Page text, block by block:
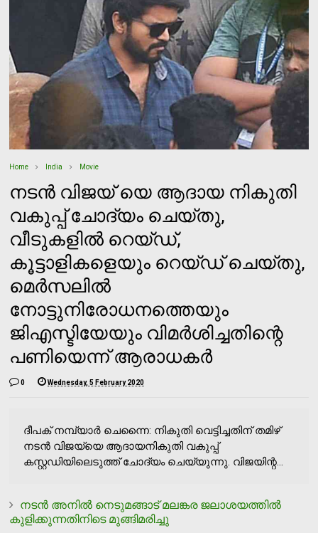
Home India Movie
നടന്‍ വിജയ് യെ ആദായ നികുതി
വകുപ്പ് ചോദ്യം ചെയ്തു,
വീടുകളില്‍ റെയ്ഡ്,
കൂട്ടാളികളെയും റെയ്ഡ് ചെയ്തു,
മെര്‍സലില്‍
നോട്ടുനിരോധനത്തെയും
ജിഎസ്ടിയേയും വിമര്‍ശിച്ചതിന്റെ
പണിയെന്ന് ആരാധകര്‍
0 Wednesday, 5 February 2020
ദീപക് നമ്പ്യാര്‍ ചെന്നൈ: നികുതി വെട്ടിച്ചതിന് തമിഴ്
നടന്‍ വിജയ്‌യെ ആദായനികുതി വകുപ്പ്
കസ്റ്റഡിയിലെടുത്ത് ചോദ്യം ചെയ്യുന്നു. വിജയിന്റ...
നടന്‍ അനില്‍ നെടുമങ്ങാട് മലങ്കര ജലാശയത്തില്‍
കുളിക്കുന്നതിനിടെ മുങ്ങിമരിച്ചു